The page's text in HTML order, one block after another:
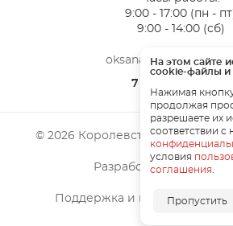
На этом сайте
cookie-файлы и
Нажимая
продолжая
разрешаете их
соответствии с
условия
соглашения
Пропустить
9:00 - 17:00 (пн -
9:00 - 14:00 (сб)
7 (923) 564-54-55
oksana-
© 2026 Королевство штор. Все
Разработка сайта –
Поддержка и продвижение